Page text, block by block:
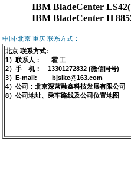
IBM BladeCenter
IBM BladeCenter H
中国·北京 重庆 联系方式：
北京 联系方式:
1）联系人： 霍 工
2）手 机： 13301272832 (微信同号)
3）E-mail: bjslkc@163.com
4）公司：北京深蓝融鑫科技发展有限公司
8）公司地址、乘车路线及公司位置地图